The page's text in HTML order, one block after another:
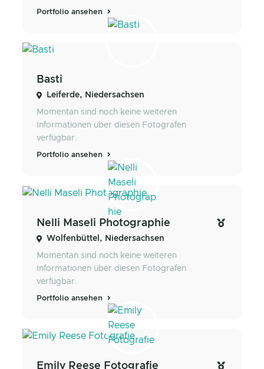
Portfolio ansehen
Basti
Leiferde, Niedersachsen
Momentan sind noch keine weiteren
Informationen über diesen Fotografen
verfügbar.
Portfolio ansehen
Nelli Maseli Photographie
Wolfenbüttel, Niedersachsen
Momentan sind noch keine weiteren
Informationen über diesen Fotografen
verfügbar.
Portfolio ansehen
Emily Reese Fotografie